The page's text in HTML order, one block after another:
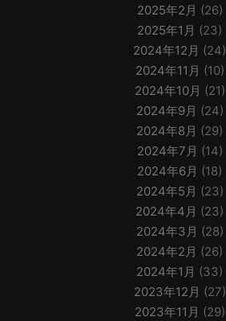
2025年2月 (26)
2025年1月 (23)
2024年12月 (24)
2024年11月 (10)
2024年10月 (21)
2024年9月 (24)
2024年8月 (29)
2024年7月 (14)
2024年6月 (18)
2024年5月 (23)
2024年4月 (23)
2024年3月 (28)
2024年2月 (26)
2024年1月 (33)
2023年12月 (27)
2023年11月 (29)